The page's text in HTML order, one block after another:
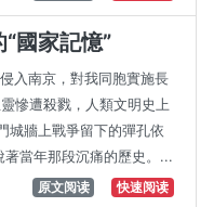
國家記憶”
入南京，對我同胞實施長
慘遭殺戮，人類文明史上
城牆上戰爭留下的彈孔依
著當年那段沉痛的歷史。...
原文阅读 快速阅读